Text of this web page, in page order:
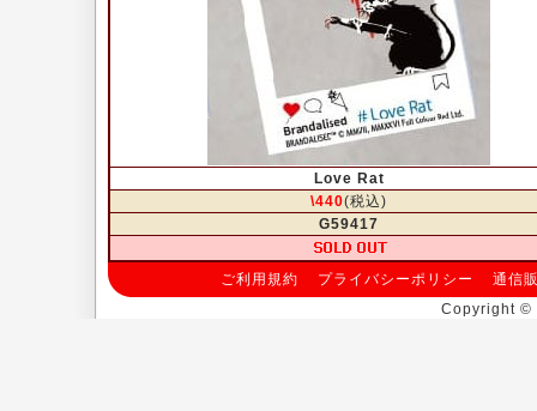
Love Rat
\440(税込)
G59417
ご利用規約 プライバシーポリシー
通信
Copyright ©